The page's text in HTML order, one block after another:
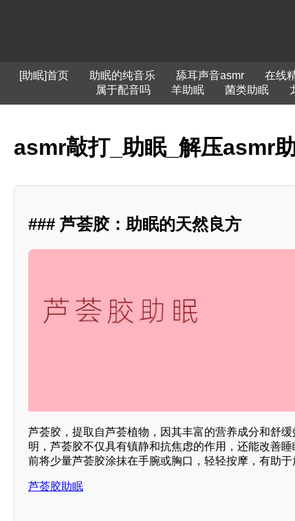
[助眠]首页 助眠的纯音乐 舔耳声音asmr 在线
属于配音吗
羊助眠 菌类助眠
asmr敲打_助眠_解压asmr
### 芦荟胶：助眠的天然良方
芦荟胶，提取自芦荟植物，因其丰富的营养成分和舒
明，芦荟胶不仅具有镇静和抗焦虑的作用，还能改善
前将少量芦荟胶涂抹在手腕或胸口，轻轻按摩，有助于
芦荟胶助眠